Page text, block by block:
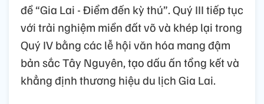
đề “Gia Lai - Điểm đến kỳ thú”. Quý III tiếp tục
với trải nghiệm miền đất võ và khép lại trong
Quý IV bằng các lễ hội văn hóa mang đậm
bản sắc Tây Nguyên, tạo dấu ấn tổng kết và
khẳng định thương hiệu du lịch Gia Lai.